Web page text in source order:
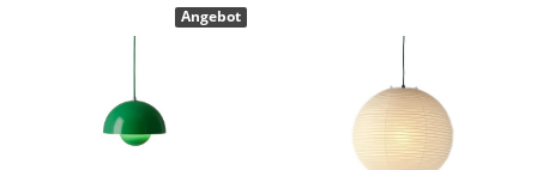
Garderoben
Kleinaufbewahrung
Einzelteile
Angebot